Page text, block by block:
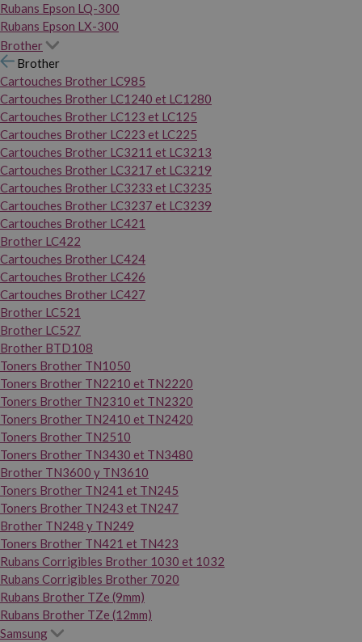
Rubans Epson LQ-300
Rubans Epson LX-300
Brother
Brother
Cartouches Brother LC985
Cartouches Brother LC1240 et LC1280
Cartouches Brother LC123 et LC125
Cartouches Brother LC223 et LC225
Cartouches Brother LC3211 et LC3213
Cartouches Brother LC3217 et LC3219
Cartouches Brother LC3233 et LC3235
Cartouches Brother LC3237 et LC3239
Cartouches Brother LC421
Brother LC422
Cartouches Brother LC424
Cartouches Brother LC426
Cartouches Brother LC427
Brother LC521
Brother LC527
Brother BTD108
Toners Brother TN1050
Toners Brother TN2210 et TN2220
Toners Brother TN2310 et TN2320
Toners Brother TN2410 et TN2420
Toners Brother TN2510
Toners Brother TN3430 et TN3480
Brother TN3600 y TN3610
Toners Brother TN241 et TN245
Toners Brother TN243 et TN247
Brother TN248 y TN249
Toners Brother TN421 et TN423
Rubans Corrigibles Brother 1030 et 1032
Rubans Corrigibles Brother 7020
Rubans Brother TZe (9mm)
Rubans Brother TZe (12mm)
Samsung